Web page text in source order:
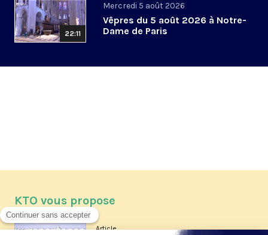
22:11
Mercredi 5 août 2026
Vêpres du 5 août 2026 à Notre-
Dame de Paris
KTO vous propose
Article